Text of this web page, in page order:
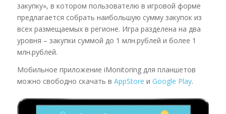
закупку», в котором пользователю в игровой форме
предлагается собрать наибольшую сумму закупок из
всех размещаемых в регионе. Игра разделена на два
уровня – закупки суммой до 1 млн.рублей и более 1
млн.рублей.
Мобильное приложение iMonitoring для планшетов
можно свободно скачать в AppStore и Google Play.